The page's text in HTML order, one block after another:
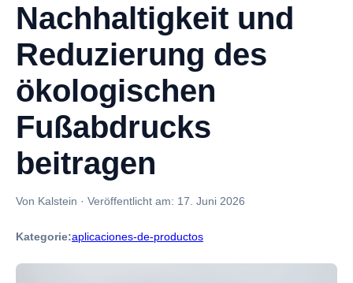
Nachhaltigkeit und
Reduzierung des
ökologischen
Fußabdrucks
beitragen
Von Kalstein · Veröffentlicht am: 17. Juni 2026
Kategorie:aplicaciones-de-productos